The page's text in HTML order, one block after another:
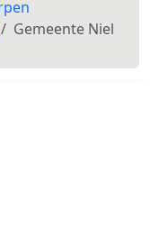
Gemeente Niel